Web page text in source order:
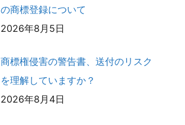
の商標登録について
2026年8月5日
商標権侵害の警告書、送付のリスク
を理解していますか？
2026年8月4日